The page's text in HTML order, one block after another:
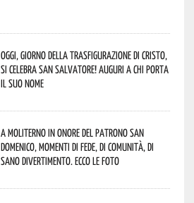
Oggi, giorno della Trasfigurazione di Cristo,
si celebra San Salvatore! Auguri a chi porta
il suo nome
A Moliterno in onore del Patrono San
Domenico, momenti di fede, di comunità, di
sano divertimento. Ecco le foto